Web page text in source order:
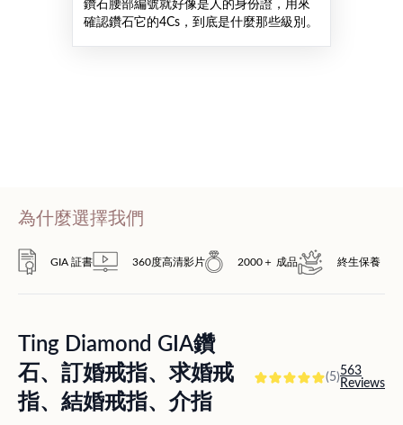
鑽石腰部編號就好像是人的身份證，用來
確認鑽石它的4Cs，到底是什麼那些級別。
為什麼選擇我們
GIA 証書 360度高清影片 2000＋ 成品 終生保養
Ting Diamond GIA鑽
石、訂婚戒指、求婚戒
指、結婚戒指、介指
(5)563
Reviews